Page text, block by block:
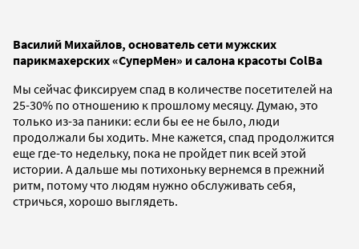
Василий Михайлов, основатель сети мужских
парикмахерских «СуперМен» и салона красоты ColBa
Мы сейчас фиксируем спад в количестве посетителей на
25-30% по отношению к прошлому месяцу. Думаю, это
только из-за паники: если бы ее не было, люди
продолжали бы ходить. Мне кажется, спад продолжится
еще где-то недельку, пока не пройдет пик всей этой
истории. А дальше мы потихоньку вернемся в прежний
ритм, потому что людям нужно обслуживать себя,
стричься, хорошо выглядеть.